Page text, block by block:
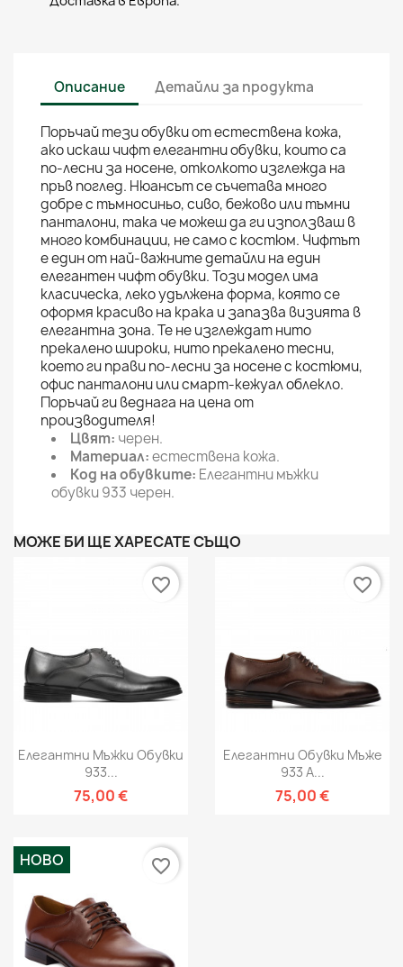
Описание Детайли за продукта
Поръчай тези обувки от естествена кожа,
ако искаш чифт елегантни обувки, които са
по-лесни за носене, отколкото изглежда на
пръв поглед. Нюансът се съчетава много
добре с тъмносиньо, сиво, бежово или тъмни
панталони, така че можеш да ги използваш в
много комбинации, не само с костюм. Чифтът
е един от най-важните детайли на един
елегантен чифт обувки. Този модел има
класическа, леко удължена форма, която се
оформя красиво на крака и запазва визията в
елегантна зона. Те не изглеждат нито
прекалено широки, нито прекалено тесни,
което ги прави по-лесни за носене с костюми,
офис панталони или смарт-кежуал облекло.
Поръчай ги веднага на цена от
производителя!
Цвят: черен.
Материал:естествена кожа.
Код на обувките: Елегантни мъжки
обувки 933 черен.
МОЖЕ БИ ЩЕ ХАРЕСАТЕ СЪЩО
Елегантни Мъжки Обувки
933...
75,00 €
favorite_border
Елегантни Обувки Мъже
933 A...
75,00 €
favorite_border
НОВО favorite_border